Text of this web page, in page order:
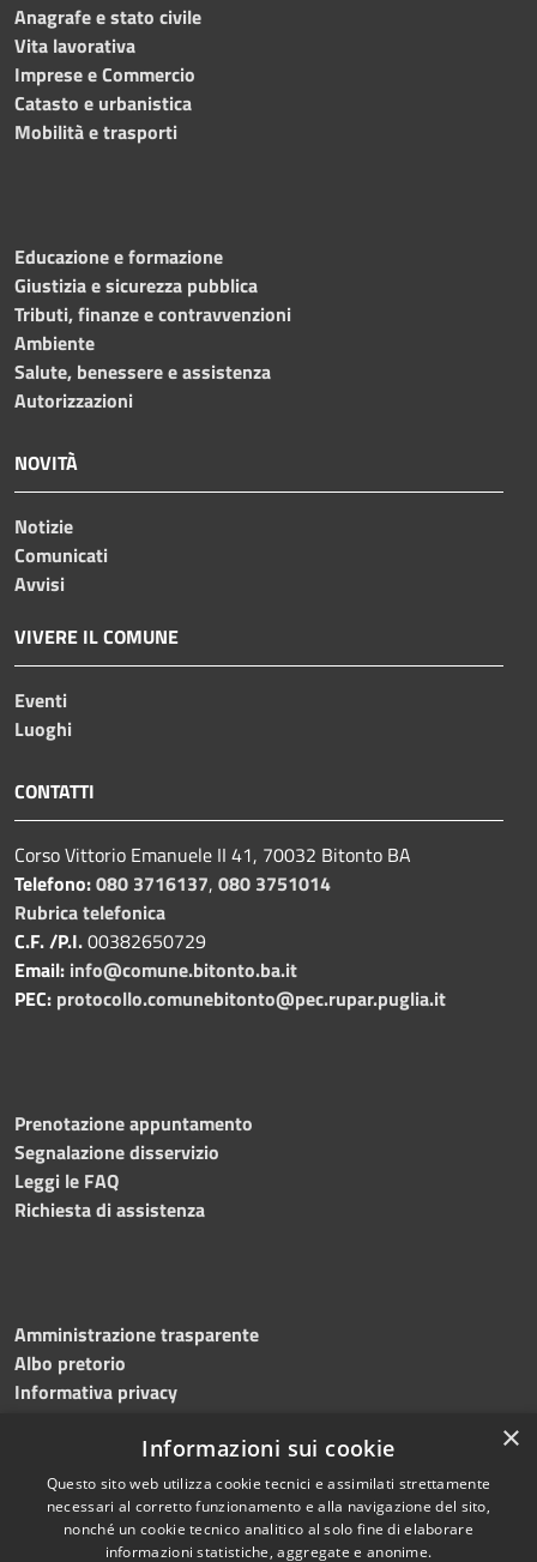
Anagrafe e stato civile
Vita lavorativa
Imprese e Commercio
Catasto e urbanistica
Mobilità e trasporti
Educazione e formazione
Giustizia e sicurezza pubblica
Tributi, finanze e contravvenzioni
Ambiente
Salute, benessere e assistenza
Autorizzazioni
NOVITÀ
Notizie
Comunicati
Avvisi
VIVERE IL COMUNE
Eventi
Luoghi
CONTATTI
Corso Vittorio Emanuele II 41, 70032 Bitonto BA
Telefono:080 3716137, 080 3751014
Rubrica telefonica
C.F. /P.I.00382650729
Email: info@comune.bitonto.ba.it
PEC: protocollo.comunebitonto@pec.rupar.puglia.it
Prenotazione appuntamento
Segnalazione disservizio
Leggi le FAQ
Richiesta di assistenza
Amministrazione trasparente
Albo pretorio
Informativa privacy
Dichiarazione di accessibilità Meccanismo di feedback ×
Informazioni sui cookie
Questo sito web utilizza cookie tecnici e assimilati strettamente
necessari al corretto funzionamento e alla navigazione del sito,
nonché un cookie tecnico analitico al solo fine di elaborare
informazioni statistiche, aggregate e anonime.